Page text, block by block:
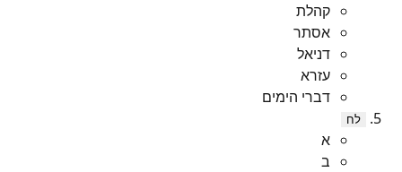
קהלת
אסתר
דניאל
עזרא
דברי הימים
לח
א
ב